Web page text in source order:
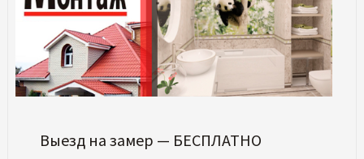
Выезд на замер — БЕСПЛАТНО